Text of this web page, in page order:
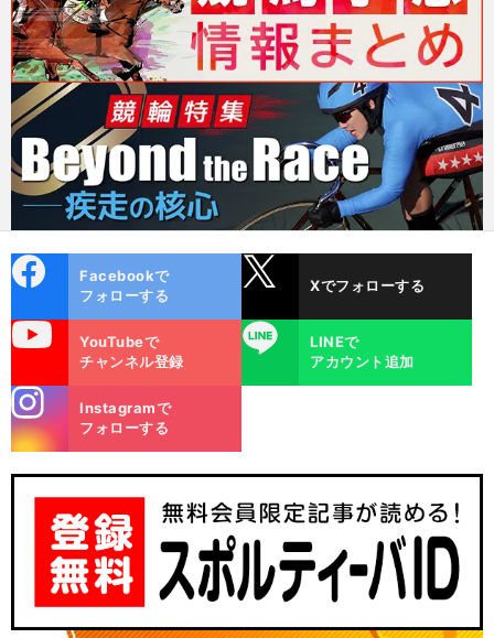
ok
Facebookで
フォローする
Xでフォローする
YouTubeで
チャンネル登録
LINE
LINEで
アカウント追加
m
Instagramで
フォローする